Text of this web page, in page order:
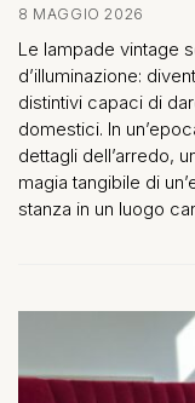
8 MAGGIO 2026
Le lampade vintage
d’illuminazione:
distintivi capaci di
domestici. In
dettagli dell’arredo,
magia tangibile di
stanza in un luogo